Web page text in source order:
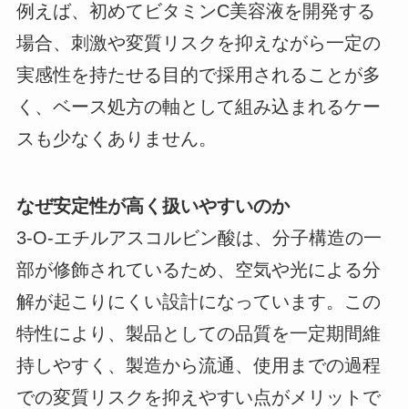
例えば、初めてビタミンC美容液を開発する
場合、刺激や変質リスクを抑えながら一定の
実感性を持たせる目的で採用されることが多
く、ベース処方の軸として組み込まれるケー
スも少なくありません。
なぜ安定性が高く扱いやすいのか
3-O-エチルアスコルビン酸は、分子構造の一
部が修飾されているため、空気や光による分
解が起こりにくい設計になっています。この
特性により、製品としての品質を一定期間維
持しやすく、製造から流通、使用までの過程
での変質リスクを抑えやすい点がメリットで